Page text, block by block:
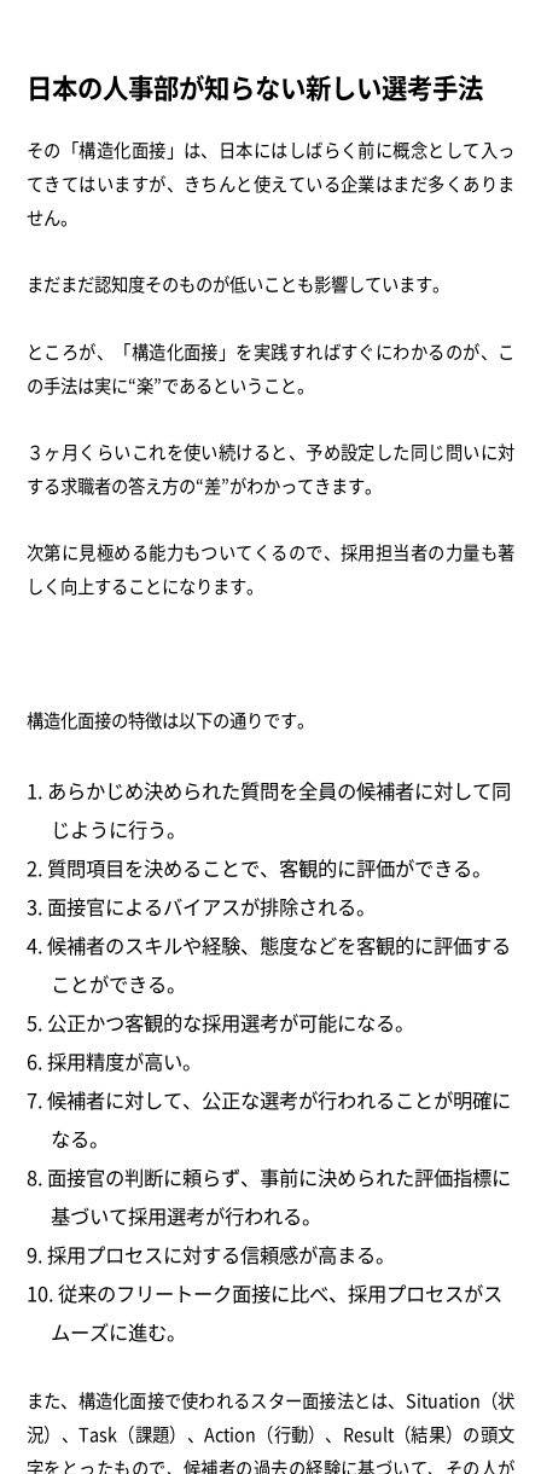
日本の人事部が知らない新しい選考手法
その「構造化面接」は、日本にはしばらく前に概念として入っ
てきてはいますが、きちんと使えている企業はまだ多くありま
せん。
まだまだ認知度そのものが低いことも影響しています。
ところが、「構造化面接」を実践すればすぐにわかるのが、こ
の手法は実に“楽”であるということ。
３ヶ月くらいこれを使い続けると、予め設定した同じ問いに対
する求職者の答え方の“差”がわかってきます。
次第に見極める能力もついてくるので、採用担当者の力量も著
しく向上することになります。
構造化面接の特徴は以下の通りです。
あらかじめ決められた質問を全員の候補者に対して同
じように行う。
質問項目を決めることで、客観的に評価ができる。
面接官によるバイアスが排除される。
候補者のスキルや経験、態度などを客観的に評価する
ことができる。
公正かつ客観的な採用選考が可能になる。
採用精度が高い。
候補者に対して、公正な選考が行われることが明確に
なる。
面接官の判断に頼らず、事前に決められた評価指標に
基づいて採用選考が行われる。
採用プロセスに対する信頼感が高まる。
従来のフリートーク面接に比べ、採用プロセスがス
ムーズに進む。
また、構造化面接で使われるスター面接法とは、Situation（状
況）、Task（課題）、Action（行動）、Result（結果）の頭文
字をとったもので、候補者の過去の経験に基づいて、その人が